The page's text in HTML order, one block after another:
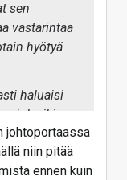
ei ole muista
sen
vastarintaa
hyötyä
haluaisi
joka ikisen
/
johtoportaassa
niin pitää
ennen kuin